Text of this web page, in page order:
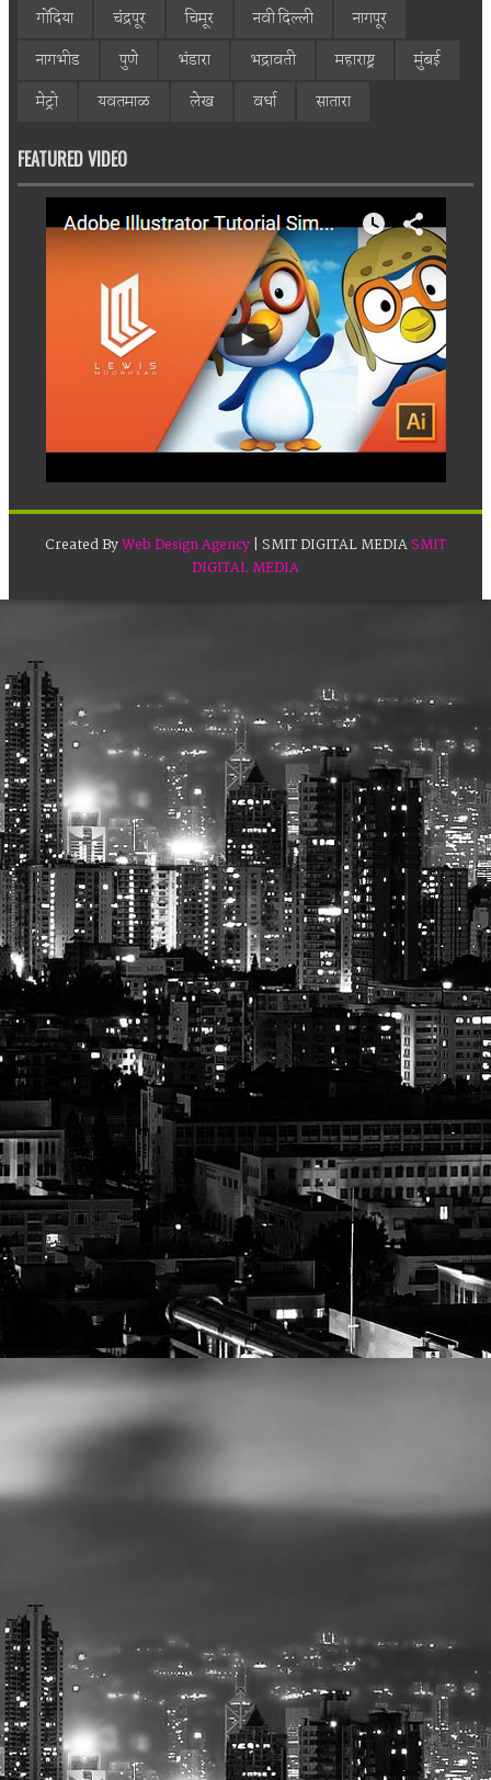
गोंदिया
चंद्रपूर चिमूर नवी दिल्ली
नागपूर
नागभीड
पुणे भंडारा भद्रावती महाराष्ट्र
मुंबई
मेट्रो
यवतमाळ लेख वर्धा सातारा
FEATURED VIDEO
Created ByWeb Design Agency| SMIT DIGITAL MEDIASMIT
DIGITAL MEDIA